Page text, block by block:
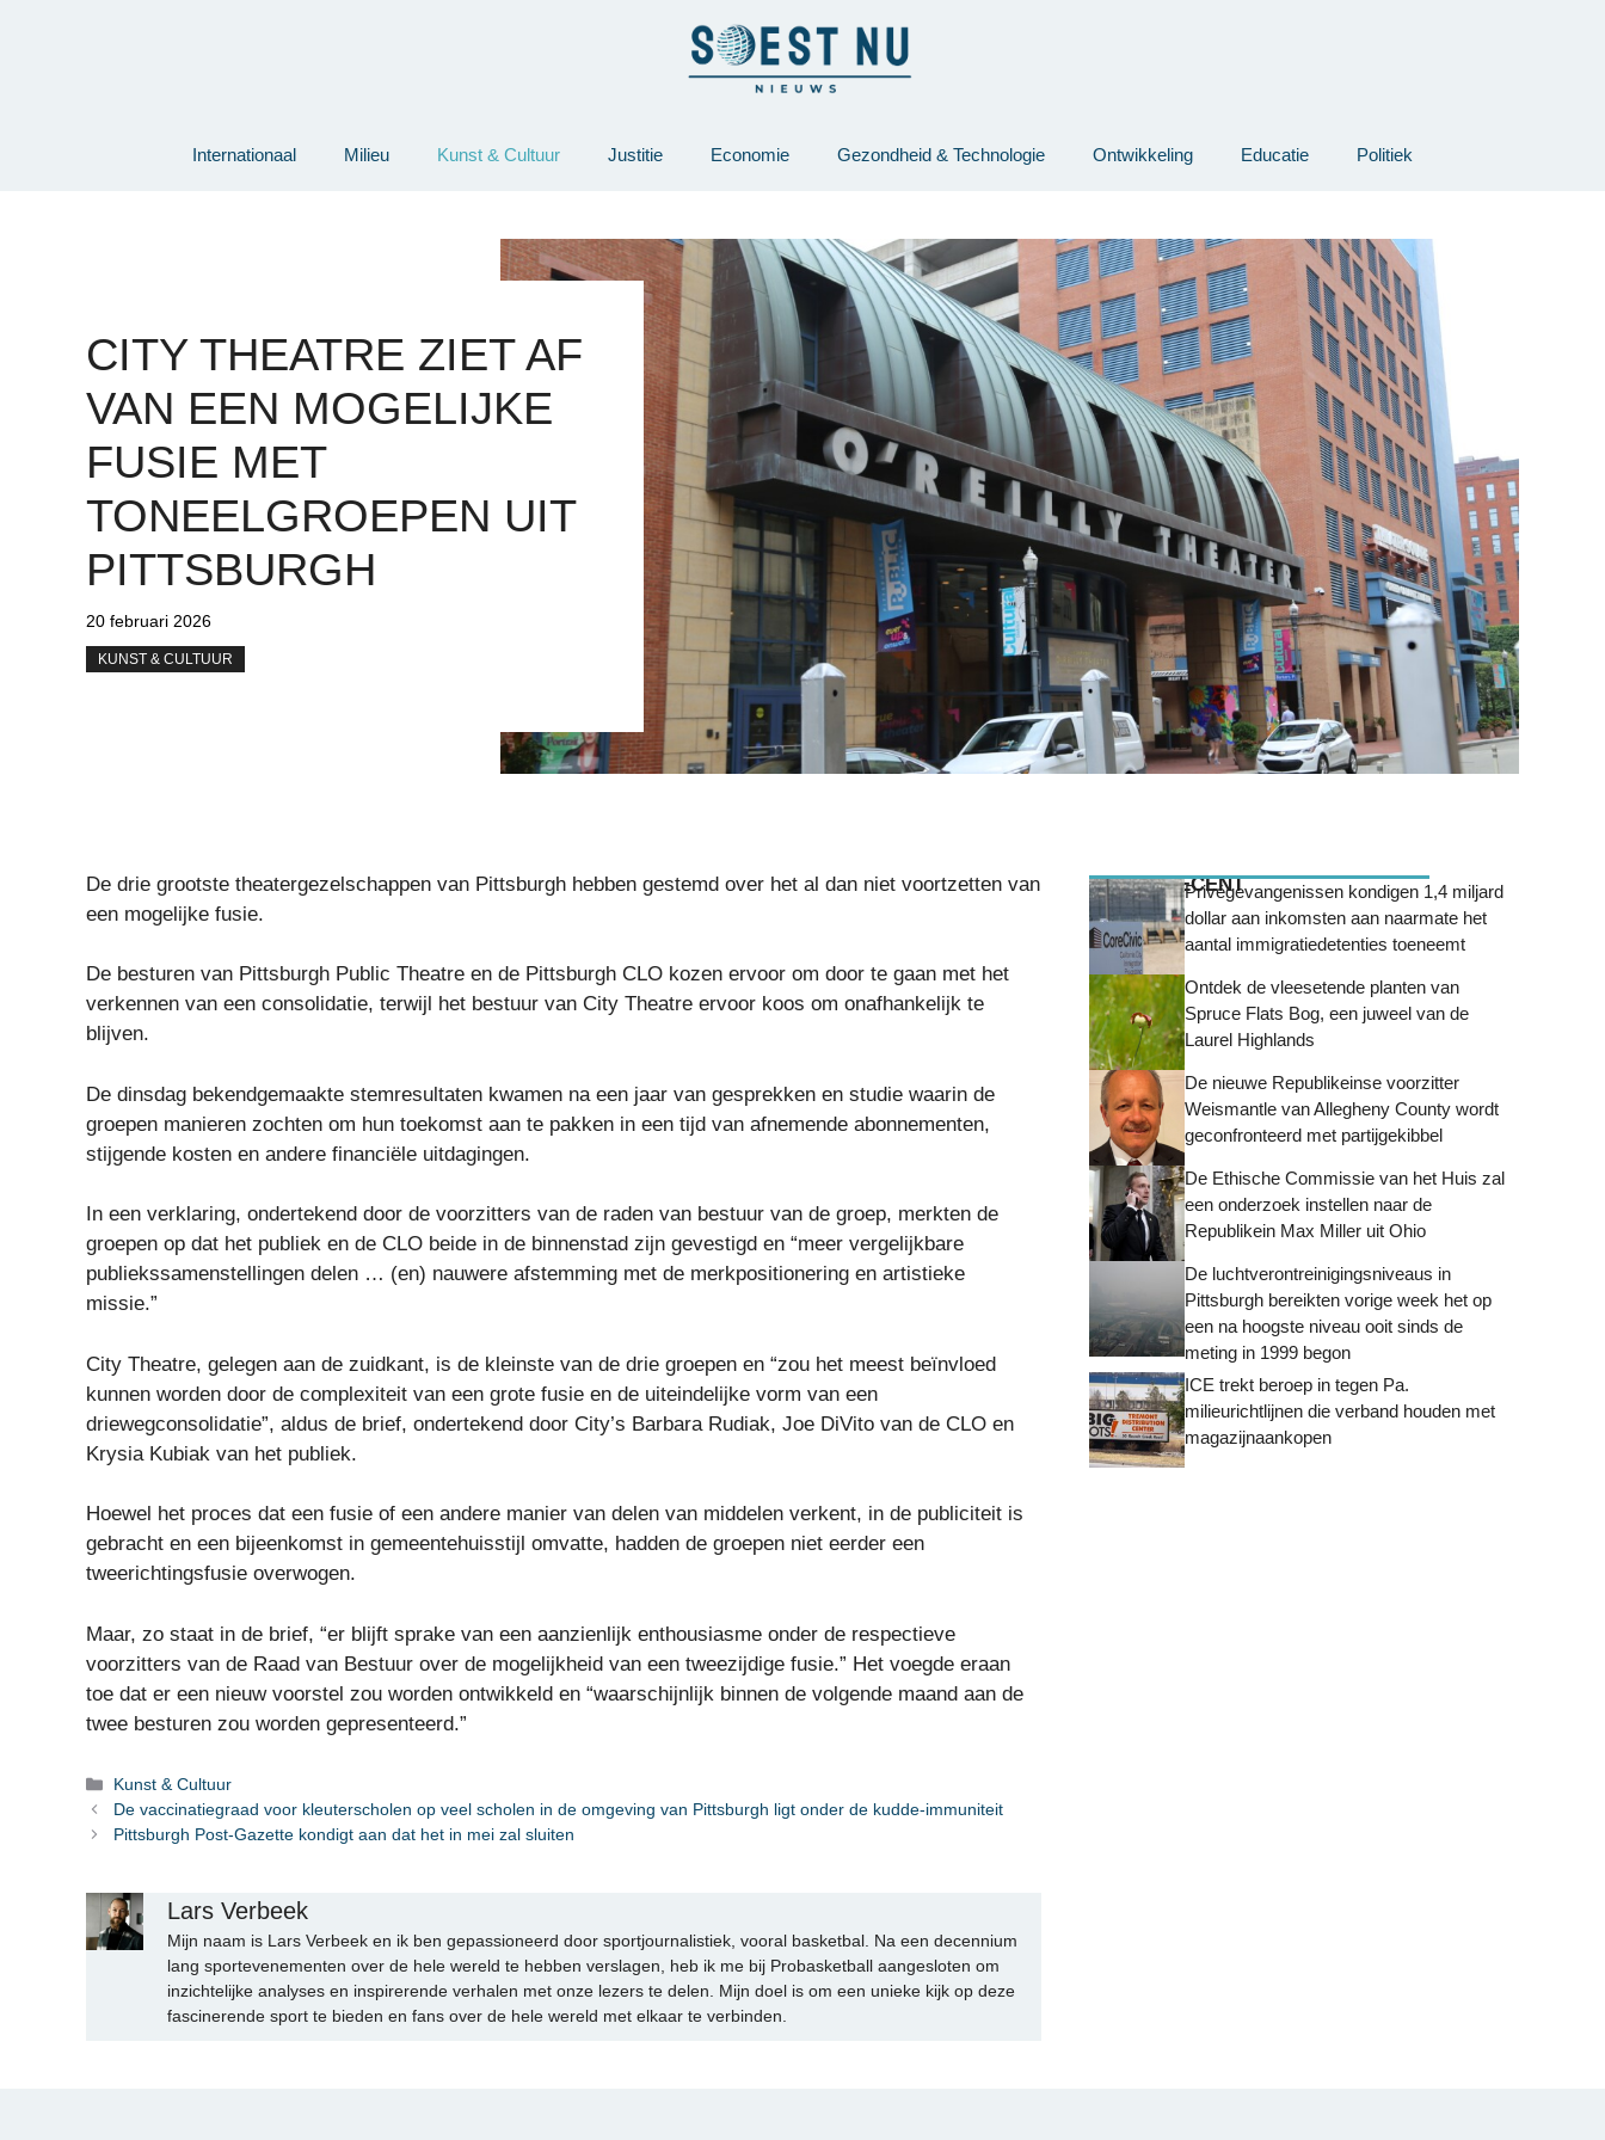
Internationaal Milieu Kunst & Cultuur Justitie Economie Gezondheid & Technologie Ontwikkeling Educatie Politiek
CITY THEATRE ZIET AF
VAN EEN MOGELIJKE
FUSIE MET
TONEELGROEPEN UIT
PITTSBURGH
20 februari 2026
KUNST & CULTUUR
De drie grootste theatergezelschappen van Pittsburgh hebben gestemd over het al dan niet voortzetten van
een mogelijke fusie.
De besturen van Pittsburgh Public Theatre en de Pittsburgh CLO kozen ervoor om door te gaan met het
verkennen van een consolidatie, terwijl het bestuur van City Theatre ervoor koos om onafhankelijk te
blijven.
De dinsdag bekendgemaakte stemresultaten kwamen na een jaar van gesprekken en studie waarin de
groepen manieren zochten om hun toekomst aan te pakken in een tijd van afnemende abonnementen,
stijgende kosten en andere financiële uitdagingen.
In een verklaring, ondertekend door de voorzitters van de raden van bestuur van de groep, merkten de
groepen op dat het publiek en de CLO beide in de binnenstad zijn gevestigd en “meer vergelijkbare
publiekssamenstellingen delen … (en) nauwere afstemming met de merkpositionering en artistieke
missie.”
City Theatre, gelegen aan de zuidkant, is de kleinste van de drie groepen en “zou het meest beïnvloed
kunnen worden door de complexiteit van een grote fusie en de uiteindelijke vorm van een
driewegconsolidatie”, aldus de brief, ondertekend door City’s Barbara Rudiak, Joe DiVito van de CLO en
Krysia Kubiak van het publiek.
Hoewel het proces dat een fusie of een andere manier van delen van middelen verkent, in de publiciteit is
gebracht en een bijeenkomst in gemeentehuisstijl omvatte, hadden de groepen niet eerder een
tweerichtingsfusie overwogen.
Maar, zo staat in de brief, “er blijft sprake van een aanzienlijk enthousiasme onder de respectieve
voorzitters van de Raad van Bestuur over de mogelijkheid van een tweezijdige fusie.” Het voegde eraan
toe dat er een nieuw voorstel zou worden ontwikkeld en “waarschijnlijk binnen de volgende maand aan de
twee besturen zou worden gepresenteerd.”
Categorieën
Kunst & Cultuur
De vaccinatiegraad voor kleuterscholen op veel scholen in de omgeving van Pittsburgh ligt onder de kudde-immuniteit
Pittsburgh Post-Gazette kondigt aan dat het in mei zal sluiten
Lars Verbeek
Mijn naam is Lars Verbeek en ik ben gepassioneerd door sportjournalistiek, vooral basketbal. Na een decennium
lang sportevenementen over de hele wereld te hebben verslagen, heb ik me bij Probasketball aangesloten om
inzichtelijke analyses en inspirerende verhalen met onze lezers te delen. Mijn doel is om een unieke kijk op deze
fascinerende sport te bieden en fans over de hele wereld met elkaar te verbinden.
MEEST RECENTPrivégevangenissen kondigen 1,4 miljard
dollar aan inkomsten aan naarmate het
aantal immigratiedetenties toeneemt
Ontdek de vleesetende planten van
Spruce Flats Bog, een juweel van de
Laurel Highlands
De nieuwe Republikeinse voorzitter
Weismantle van Allegheny County wordt
geconfronteerd met partijgekibbel
De Ethische Commissie van het Huis zal
een onderzoek instellen naar de
Republikein Max Miller uit Ohio
De luchtverontreinigingsniveaus in
Pittsburgh bereikten vorige week het op
een na hoogste niveau ooit sinds de
meting in 1999 begon
ICE trekt beroep in tegen Pa.
milieurichtlijnen die verband houden met
magazijnaankopen